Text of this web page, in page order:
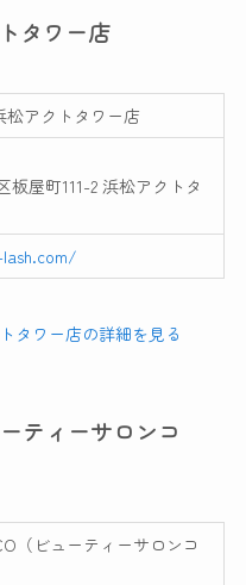
タワー店
松アクトタワー店
板屋町111-2 浜松アクトタ
タワー店の詳細を見る
ティーサロンコ
（ビューティーサロンコ